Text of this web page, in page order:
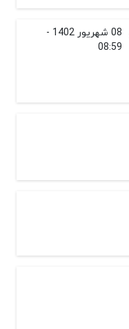
08 شهریور 1402 -
08:59